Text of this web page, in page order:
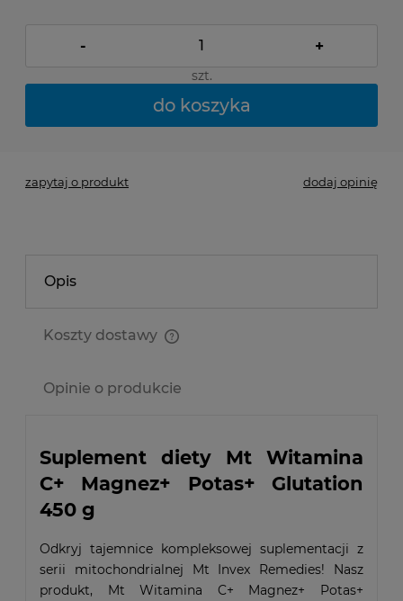
- +
szt.
do koszyka
zapytaj o produkt dodaj opinię
Opis
Koszty dostawy
Opinie o produkcie
Suplement diety Mt Witamina
C+ Magnez+ Potas+ Glutation
450 g
Odkryj tajemnice kompleksowej suplementacji z
serii mitochondrialnej Mt Invex Remedies! Nasz
produkt, Mt Witamina C+ Magnez+ Potas+